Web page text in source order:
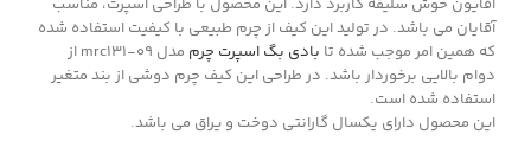
آقایون خوش سلیقه کاربرد دارد. این محصول با طراحی اسپرت، مناسب
آقایان می باشد. در تولید این کیف از چرم طبیعی با کیفیت استفاده شده
که همین امر موجب شده تا بادی بگ اسپرت چرم
مدل mrc131-09 از
دوام بالایی برخوردار باشد. در طراحی این کیف چرم دوشی از بند متغیر
استفاده شده است.
این محصول دارای یکسال گارانتی دوخت و یراق می باشد.